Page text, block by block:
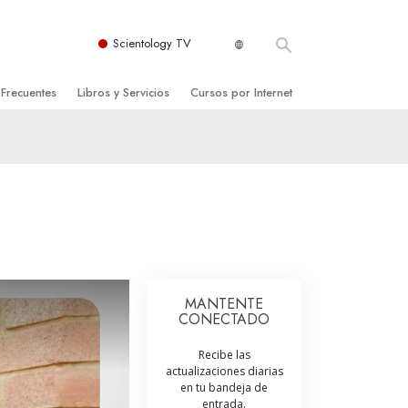
Scientology TV
de Scientology
Libros y Servicios
Introductorias
Iniciales
Cursos por Internet
Ayudas para Enfermedades y Lesiones
La Integridad y la Honestidad
El Matrimonio
La Escala Tonal Emocional
MANTENTE
CONECTADO
Recibe las
actualizaciones diarias
en tu bandeja de
entrada.